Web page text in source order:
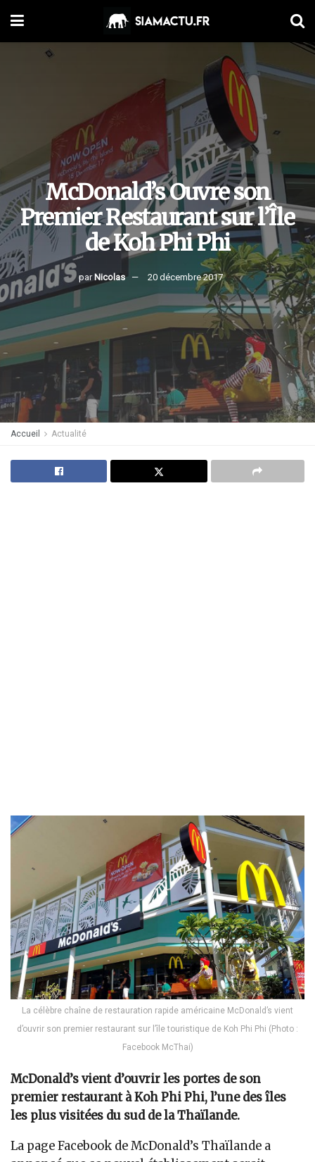
McDonald’s Ouvre son
Premier Restaurant sur l’Île
de Koh Phi Phi
par Nicolas 20 décembre 2017
Accueil Actualité
La célèbre chaîne de restauration rapide américaine McDonald’s vient
d’ouvrir son premier restaurant sur l’île touristique de Koh Phi Phi (Photo :
Facebook McThai)
McDonald’s vient d’ouvrir les portes de son
premier restaurant à Koh Phi Phi, l’une des îles
les plus visitées du sud de la Thaïlande.
La page Facebook de McDonald’s Thaïlande a